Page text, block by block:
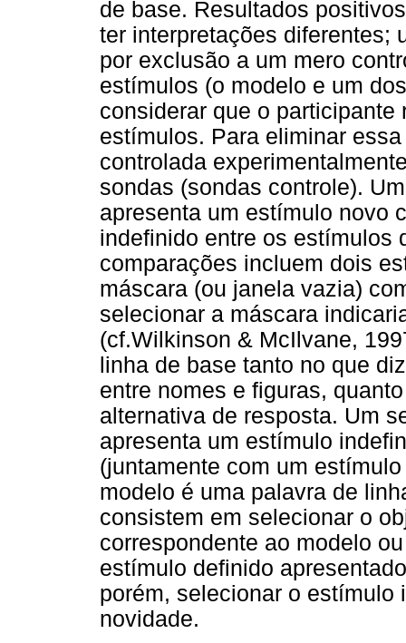
de base. Resultados
ter interpretações diferentes;
por exclusão a um mero
estímulos (o modelo e um
considerar que o
estímulos. Para eliminar
controlada
sondas (sondas controle).
apresenta um estímulo novo
indefinido entre os estímulos
comparações incluem dois
máscara (ou janela vazia)
selecionar a máscara
(cf.Wilkinson & McIlvane,
linha de base tanto no que
entre nomes e figuras,
alternativa de resposta. Um
apresenta um estímulo
(juntamente com um
modelo é uma palavra de
consistem em selecionar o
correspondente ao modelo
estímulo definido
porém, selecionar o estímulo
novidade.